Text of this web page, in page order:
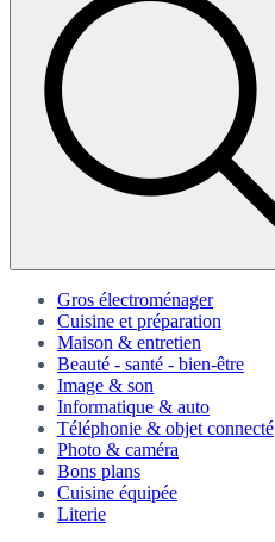
Gros électroménager
Cuisine et préparation
Maison & entretien
Beauté - santé - bien-être
Image & son
Informatique & auto
Téléphonie & objet connecté
Photo & caméra
Bons plans
Cuisine équipée
Literie